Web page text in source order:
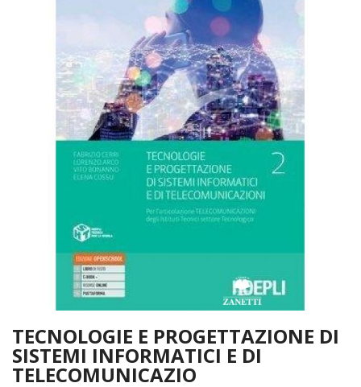
TECNOLOGIE E PROGETTAZIONE DI
SISTEMI INFORMATICI E DI
TELECOMUNICAZIO